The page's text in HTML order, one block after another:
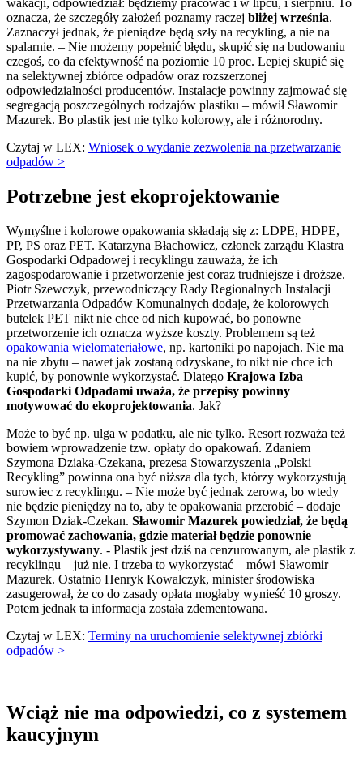
wakacji, odpowiedział: będziemy pracować i w lipcu, i sierpniu. To
oznacza, że szczegóły założeń poznamy raczej bliżej września.
Zaznaczył jednak, że pieniądze będą szły na recykling, a nie na
spalarnie. – Nie możemy popełnić błędu, skupić się na budowaniu
czegoś, co da efektywność na poziomie 10 proc. Lepiej skupić się
na selektywnej zbiórce odpadów oraz rozszerzonej
odpowiedzialności producentów. Instalacje powinny zajmować się
segregacją poszczególnych rodzajów plastiku – mówił Sławomir
Mazurek. Bo plastik jest nie tylko kolorowy, ale i różnorodny.
Czytaj w LEX: Wniosek o wydanie zezwolenia na przetwarzanie
odpadów >
Potrzebne jest ekoprojektowanie
Wymyślne i kolorowe opakowania składają się z: LDPE, HDPE,
PP, PS oraz PET. Katarzyna Błachowicz, członek zarządu Klastra
Gospodarki Odpadowej i recyklingu zauważa, że ich
zagospodarowanie i przetworzenie jest coraz trudniejsze i droższe.
Piotr Szewczyk, przewodniczący Rady Regionalnych Instalacji
Przetwarzania Odpadów Komunalnych dodaje, że kolorowych
butelek PET nikt nie chce od nich kupować, bo ponowne
przetworzenie ich oznacza wyższe koszty. Problemem są też
opakowania wielomateriałowe, np. kartoniki po napojach. Nie ma
na nie zbytu – nawet jak zostaną odzyskane, to nikt nie chce ich
kupić, by ponownie wykorzystać. Dlatego Krajowa Izba
Gospodarki Odpadami uważa, że przepisy powinny
motywować do ekoprojektowania. Jak?
Może to być np. ulga w podatku, ale nie tylko. Resort rozważa też
bowiem wprowadzenie tzw. opłaty do opakowań. Zdaniem
Szymona Dziaka-Czekana, prezesa Stowarzyszenia „Polski
Recykling” powinna ona być niższa dla tych, którzy wykorzystują
surowiec z recyklingu. – Nie może być jednak zerowa, bo wtedy
nie będzie pieniędzy na to, aby te opakowania przerobić – dodaje
Szymon Dziak-Czekan. Sławomir Mazurek powiedział, że będą
promować zachowania, gdzie materiał będzie ponownie
wykorzystywany. - Plastik jest dziś na cenzurowanym, ale plastik z
recyklingu – już nie. I trzeba to wykorzystać – mówi Sławomir
Mazurek. Ostatnio Henryk Kowalczyk, minister środowiska
zasugerował, że co do zasady opłata mogłaby wynieść 10 groszy.
Potem jednak ta informacja została zdementowana.
Czytaj w LEX: Terminy na uruchomienie selektywnej zbiórki
odpadów >
Wciąż nie ma odpowiedzi, co z systemem
kaucyjnym